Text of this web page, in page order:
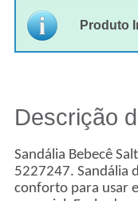
Produto
Descrição
Sandália Bebecê
5227247. Sandália
conforto para usar